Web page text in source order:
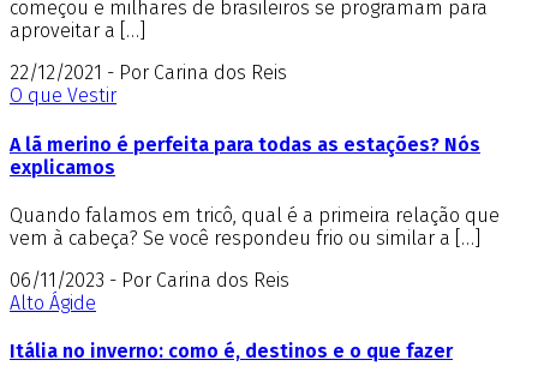
começou e milhares de brasileiros se programam para
aproveitar a […]
22/12/2021 - Por Carina dos Reis
O que Vestir
A lã merino é perfeita para todas as estações? Nós
explicamos
Quando falamos em tricô, qual é a primeira relação que
vem à cabeça? Se você respondeu frio ou similar a […]
06/11/2023 - Por Carina dos Reis
Alto Ágide
Itália no inverno: como é, destinos e o que fazer